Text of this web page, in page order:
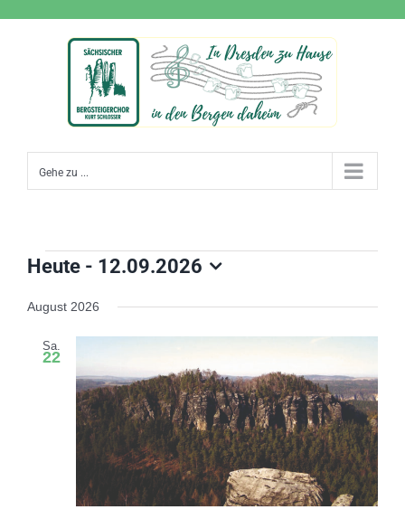
Gehe zu ...
Veranstaltungen
Heute - 12.09.2026
wählen.
August 2026
Sa.
22